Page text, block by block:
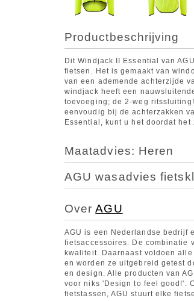
Productbeschrijving
Dit Windjack II Essential van
fietsen. Het is gemaakt van
van een ademende achterzijde
windjack heeft een
toevoeging; de 2-weg
eenvoudig bij de achterzakken
Essential, kunt u het doordat
Maatadvies: Heren
AGU wasadvies
OverAGU
AGU is een Nederlandse bedrijf
fietsaccessoires. De combinatie
kwaliteit. Daarnaast voldoen
en worden ze uitgebreid getest
en design. Alle producten van
voor niks 'Design to feel good!'.
fietstassen, AGU stuurt elke